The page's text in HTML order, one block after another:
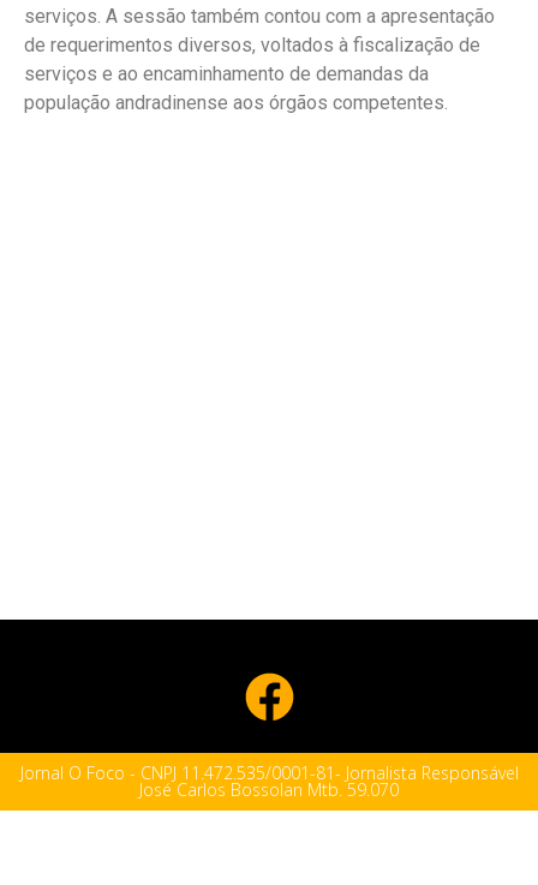
serviços. A sessão também contou com a apresentação
de requerimentos diversos, voltados à fiscalização de
serviços e ao encaminhamento de demandas da
população andradinense aos órgãos competentes.
Jornal O Foco - CNPJ 11.472.535/0001-81- Jornalista Responsável
José Carlos Bossolan Mtb. 59.070